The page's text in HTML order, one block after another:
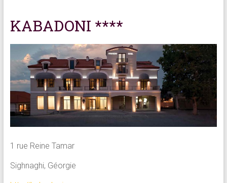
KABADONI ****
1 rue Reine Tamar
Sighnaghi, Géorgie